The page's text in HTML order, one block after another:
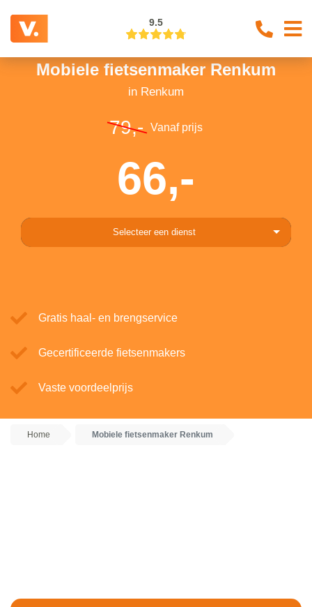
9.5
Mobiele fietsenmaker Renkum
in Renkum
79,- Vanaf prijs
66,-
Selecteer een dienst
Gratis haal- en brengservice
Gecertificeerde fietsenmakers
Vaste voordeelprijs
Home Mobiele fietsenmaker Renkum